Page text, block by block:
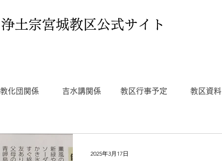
浄土宗宮城教区公式サイト
教化団関係 吉水講関係 教区行事予定 教区資料
2025年3月17日